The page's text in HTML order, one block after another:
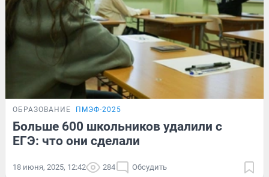
ОБРАЗОВАНИЕ ПМЭФ-2025
Больше 600 школьников удалили с
ЕГЭ: что они сделали
18 июня, 2025, 12:42 284 Обсудить